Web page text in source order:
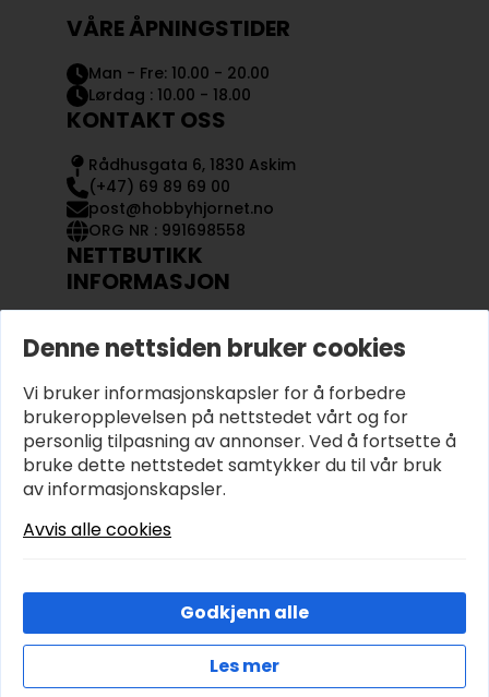
VÅRE ÅPNINGSTIDER
Man - Fre: 10.00 - 20.00
Lørdag : 10.00 - 18.00
KONTAKT OSS
Rådhusgata 6, 1830 Askim
(+47) 69 89 69 00
post@hobbyhjornet.no
ORG NR : 991698558
NETTBUTIKK
INFORMASJON
OM OSS
KJØPSVILKÅR OG BETINGELSER
PERSONVERN
© 2026 Hobbyhjornet.no – Utviklet og designet av
IT-Sentralen AS
Denne nettsiden bruker cookies
Vi bruker informasjonskapsler for å forbedre
brukeropplevelsen på nettstedet vårt og for
personlig tilpasning av annonser. Ved å fortsette å
bruke dette nettstedet samtykker du til vår bruk
av informasjonskapsler.
Avvis alle cookies
Les mer
Godkjenn alle
Cookies